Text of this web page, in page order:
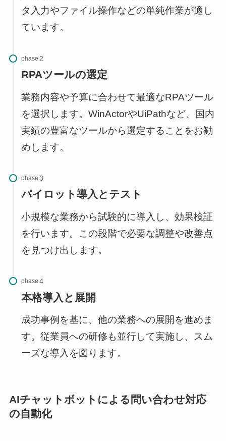
タ入力やファイル操作などの単純作業が適し
ています。
phase
RPAツールの選定
業務内容や予算に合わせて最適なRPAツール
を選択します。WinActorやUiPathなど、国内
実績の豊富なツールから選定することをお勧
めします。
phase
パイロット導入とテスト
小規模な業務から試験的に導入し、効果検証
を行います。この段階で必要な調整や改善点
を見つけ出します。
phase
本格導入と展開
成功事例を基に、他の業務への展開を進めま
す。従業員への研修も並行して実施し、スム
ーズな導入を図ります。
AIチャットボットによる問い合わせ対応
の自動化